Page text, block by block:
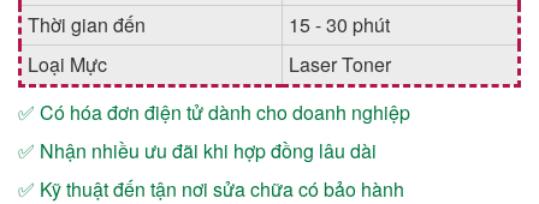
Thời gian đến
15 - 30 phút
Loại Mực
Laser Toner
✅ Có hóa đơn điện tử dành cho doanh nghiệp
✅ Nhận nhiều ưu đãi khi hợp đồng lâu dài
✅ Kỹ thuật đến tận nơi sửa chữa có bảo hành